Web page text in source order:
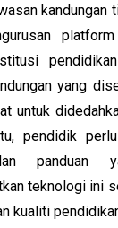
kandungan
yang
untuk
pendidik
panduan
teknologi ini
kualiti